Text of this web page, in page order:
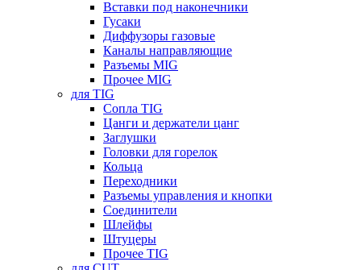
Вставки под наконечники
Гусаки
Диффузоры газовые
Каналы направляющие
Разъемы MIG
Прочее MIG
для TIG
Сопла TIG
Цанги и держатели цанг
Заглушки
Головки для горелок
Кольца
Переходники
Разъемы управления и кнопки
Соединители
Шлейфы
Штуцеры
Прочее TIG